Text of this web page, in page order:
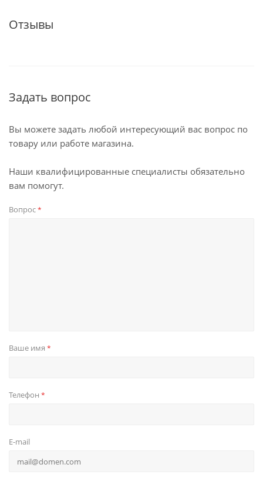
Отзывы
Задать вопрос
Вы можете задать любой интересующий вас вопрос по
товару или работе магазина.
Наши квалифицированные специалисты обязательно
вам помогут.
Вопрос*
Ваше имя *
Телефон *
E-mail